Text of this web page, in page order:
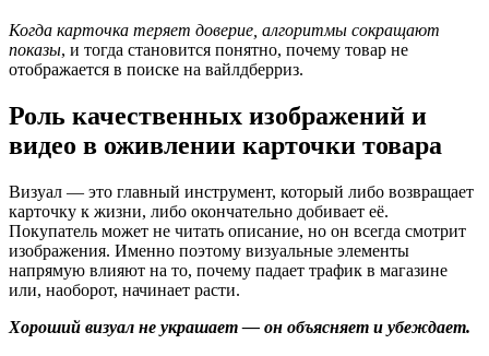
Когда карточка теряет доверие, алгоритмы сокращают
показы, и тогда становится понятно, почему товар не
отображается в поиске на вайлдберриз.
Роль качественных изображений и
видео в оживлении карточки товара
Визуал — это главный инструмент, который либо возвращает
карточку к жизни, либо окончательно добивает её.
Покупатель может не читать описание, но он всегда смотрит
изображения. Именно поэтому визуальные элементы
напрямую влияют на то, почему падает трафик в магазине
или, наоборот, начинает расти.
Хороший визуал не украшает — он объясняет и убеждает.